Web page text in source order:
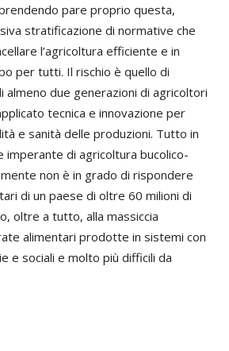
pare proprio questa,
stratificazione di normative che
l’agricoltura efficiente e in
per tutti. Il rischio è quello di
almeno due generazioni di agricoltori
tecnica e innovazione per
e sanità delle produzioni. Tutto in
imperante di agricoltura bucolico-
non è in grado di rispondere
di un paese di oltre 60 milioni di
oltre a tutto, alla massiccia
alimentari prodotte in sistemi con
e sociali e molto più difficili da